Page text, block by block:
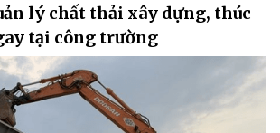
lý chất thải xây dựng, thúc
tại công trường